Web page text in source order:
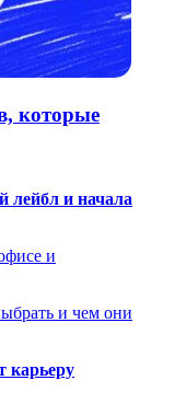
которые
и начала
и
и чем они
карьеру